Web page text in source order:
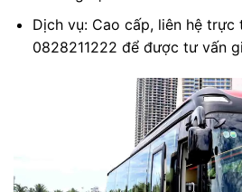
Dịch vụ: Cao cấp, liên hệ
0828211222 để được tư vấn